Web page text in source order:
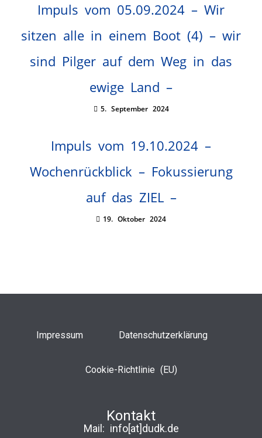
Impuls vom 05.09.2024 – Wir
sitzen alle in einem Boot (4) – wir
sind Pilger auf dem Weg in das
ewige Land –
5. September 2024
Impuls vom 19.10.2024 –
Wochenrückblick – Fokussierung
auf das ZIEL –
19. Oktober 2024
Impressum Datenschutzerklärung
Cookie-Richtlinie (EU)
Kontakt
Mail: info[at]dudk.de